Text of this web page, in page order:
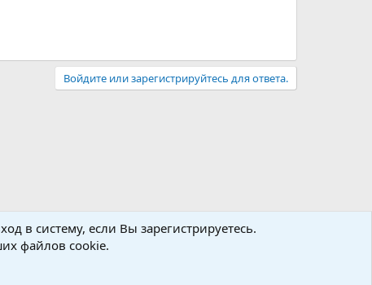
Войдите или зарегистрируйтесь для ответа.
в систему, если Вы зарегистрируетесь.
файлов cookie.